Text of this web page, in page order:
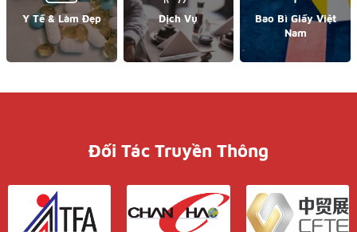
Y Tế & Làm Đẹp Dịch Vụ
Bao Bì Giấy Việt
Nam
Đối Tác Truyền Thông